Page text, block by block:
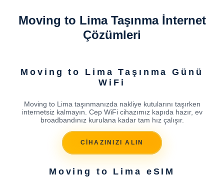
Moving to Lima Taşınma İnternet
Çözümleri
Moving to Lima Taşınma Günü
WiFi
Moving to Lima taşınmanızda nakliye kutularını taşırken
internetsiz kalmayın. Cep WiFi cihazımız kapıda hazır, ev
broadbandınız kurulana kadar tam hız çalışır.
CİHAZINIZI ALIN
Moving to Lima eSIM